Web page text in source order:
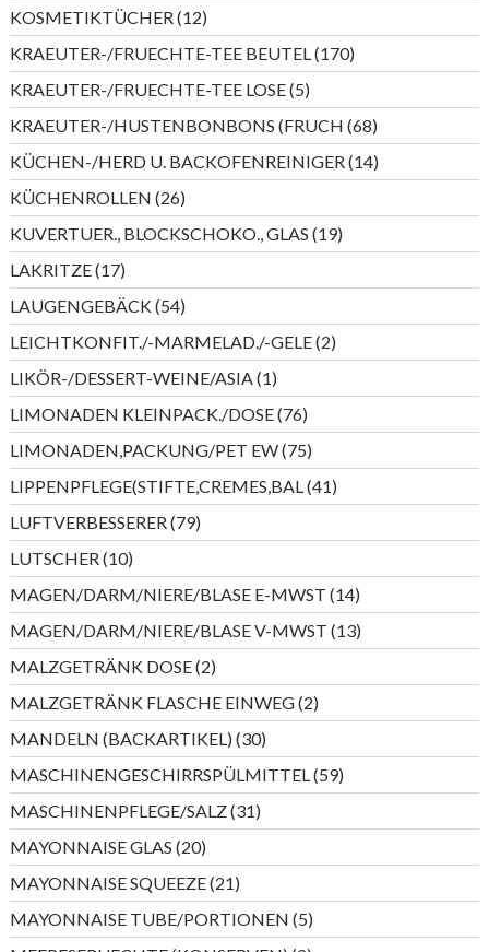
KOSMETIKTÜCHER 1212
Produkte
KRAEUTER-/FRUECHTE-TEE BEUTEL 170170
Produkte
KRAEUTER-/FRUECHTE-TEE LOSE 55
Produkte
KRAEUTER-/HUSTENBONBONS (FRUCH 6868
Produkte
KÜCHEN-/HERD U. BACKOFENREINIGER 1414
Produkte
KÜCHENROLLEN 2626
Produkte
KUVERTUER., BLOCKSCHOKO., GLAS 1919
Produkte
LAKRITZE 1717
Produkte
LAUGENGEBÄCK 5454
Produkte
LEICHTKONFIT./-MARMELAD./-GELE 22
Produkte
LIKÖR-/DESSERT-WEINE/ASIA 11
Produkt
LIMONADEN KLEINPACK./DOSE 7676
Produkte
LIMONADEN,PACKUNG/PET EW 7575
Produkte
LIPPENPFLEGE(STIFTE,CREMES,BAL 4141
Produkte
LUFTVERBESSERER 7979
Produkte
LUTSCHER 1010
Produkte
MAGEN/DARM/NIERE/BLASE E-MWST 1414
Produkte
MAGEN/DARM/NIERE/BLASE V-MWST 1313
Produkte
MALZGETRÄNK DOSE 22
Produkte
MALZGETRÄNK FLASCHE EINWEG 22
Produkte
MANDELN (BACKARTIKEL) 3030
Produkte
MASCHINENGESCHIRRSPÜLMITTEL 5959
Produkte
MASCHINENPFLEGE/SALZ 3131
Produkte
MAYONNAISE GLAS 2020
Produkte
MAYONNAISE SQUEEZE 2121
Produkte
MAYONNAISE TUBE/PORTIONEN 55
Produkte